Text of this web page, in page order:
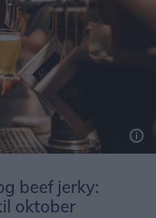
beef jerky:
oktober